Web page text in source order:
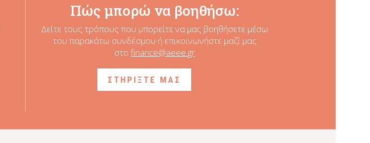
Πώς μπορώ να βοηθήσω:
Δείτε τους τρόπους που μπορείτε να μας βοηθήσετε μέσω
του παρακάτω συνδέσμου ή επικοινωνήστε μαζί μας
στοfinance@aeee.gr
ΣΤΗΡΙΞΤΕ ΜΑΣ